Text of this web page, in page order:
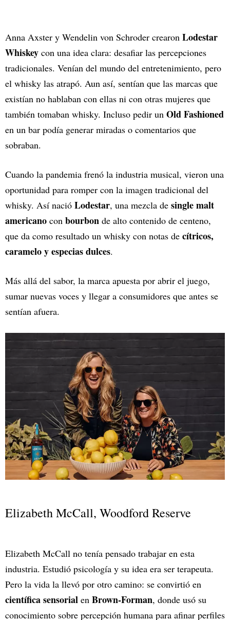
Anna Axster y Wendelin von Schroder crearon Lodestar
Whiskey con una idea clara: desafiar las percepciones
tradicionales. Venían del mundo del entretenimiento, pero
el whisky las atrapó. Aun así, sentían que las marcas que
existían no hablaban con ellas ni con otras mujeres que
también tomaban whisky. Incluso pedir un Old Fashioned
en un bar podía generar miradas o comentarios que
sobraban.
Cuando la pandemia frenó la industria musical, vieron una
oportunidad para romper con la imagen tradicional del
whisky. Así nació Lodestar, una mezcla de single malt
americano con bourbon de alto contenido de centeno,
que da como resultado un whisky con notas de cítricos,
caramelo y especias dulces.
Más allá del sabor, la marca apuesta por abrir el juego,
sumar nuevas voces y llegar a consumidores que antes se
sentían afuera.
Elizabeth McCall, Woodford Reserve
Elizabeth McCall no tenía pensado trabajar en esta
industria. Estudió psicología y su idea era ser terapeuta.
Pero la vida la llevó por otro camino: se convirtió en
científica sensorial en Brown-Forman, donde usó su
conocimiento sobre percepción humana para afinar perfiles